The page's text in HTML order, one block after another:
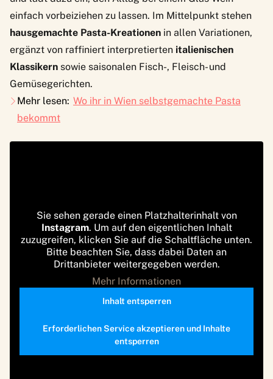
einfach vorbeiziehen zu lassen. Im Mittelpunkt stehen
hausgemachte Pasta-Kreationen in allen Variationen,
ergänzt von raffiniert interpretierten italienischen
Klassikern sowie saisonalen Fisch-, Fleisch- und
Gemüsegerichten.
Mehr lesen: Wo ihr in Wien selbstgemachte Pasta
bekommt
Sie sehen gerade einen Platzhalterinhalt von
Instagram. Um auf den eigentlichen Inhalt
zuzugreifen, klicken Sie auf die Schaltfläche unten.
Bitte beachten Sie, dass dabei Daten an
Drittanbieter weitergegeben werden.
Mehr Informationen
Inhalt entsperren
Erforderlichen Service akzeptieren und Inhalte
entsperren